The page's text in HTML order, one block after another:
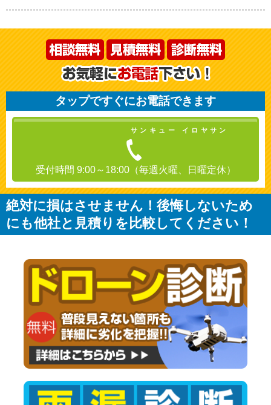
タップですぐにお電話できます
サンキュー イロヤサン
受付時間 9:00～18:00（毎週火曜、日曜定休）
絶対に損はさせません！後悔しないため
にも他社と見積りを比較してください！